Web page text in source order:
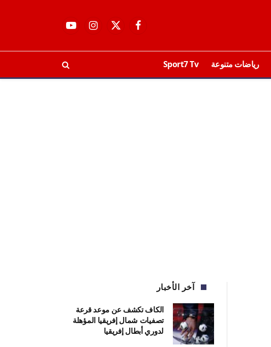
فيسبوكX
الانستغراميوتيوب
رياضات متنوعة Sport7 Tv
آخر الأخبار
الكاف تكشف عن موعد قرعة
تصفيات شمال إفريقيا المؤهلة
لدوري أبطال إفريقيا